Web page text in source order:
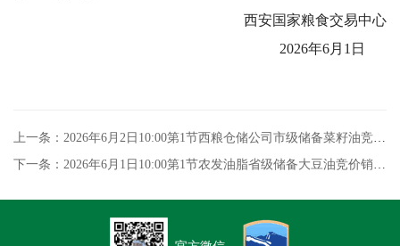
西安国家粮食交易中心
2026年6月1日
上一条：2026年6月2日10:00第1节西粮仓储公司市级储备菜籽油竞价销售专场交易结果
下一条：2026年6月1日10:00第1节农发油脂省级储备大豆油竞价销售专场交易结果